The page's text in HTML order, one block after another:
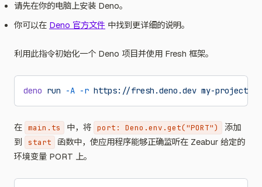
请先在你的电脑上安装 Deno。
你可以在 Deno 官方文件 中找到更详细的说明。
利用此指令初始化一个 Deno 项目并使用 Fresh 框架。
deno run -A -r https://fresh.deno.dev my-project
在 main.ts 中，将 port: Deno.env.get("PORT")
添加
到
start
函数中，使应用程序能够正确监听在 Zeabur 给定的
环境变量 PORT 上。